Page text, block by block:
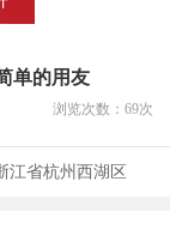
单的用友
浏览次数： 69次
江省杭州西湖区